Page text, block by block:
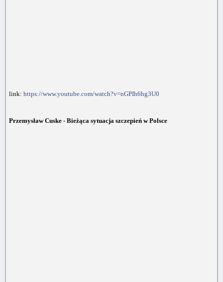
link: https://www.youtube.com/watch?v=nGPIh6hg3U0
Przemysław Cuske - Bieżąca sytuacja szczepień w Polsce